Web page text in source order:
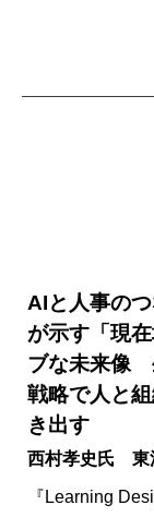
AIと人事の
が示す「現
ブな未来像
戦略で人と
き出す
西村孝史氏 東
『Learning